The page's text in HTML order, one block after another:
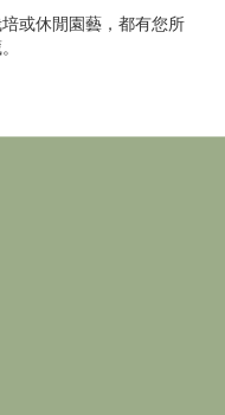
或休閒園藝，都有您所